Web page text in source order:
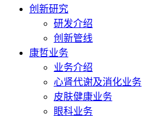
创新研究
研发介绍
创新管线
康哲业务
业务介绍
心肾代谢及消化业务
皮肤健康业务
眼科业务